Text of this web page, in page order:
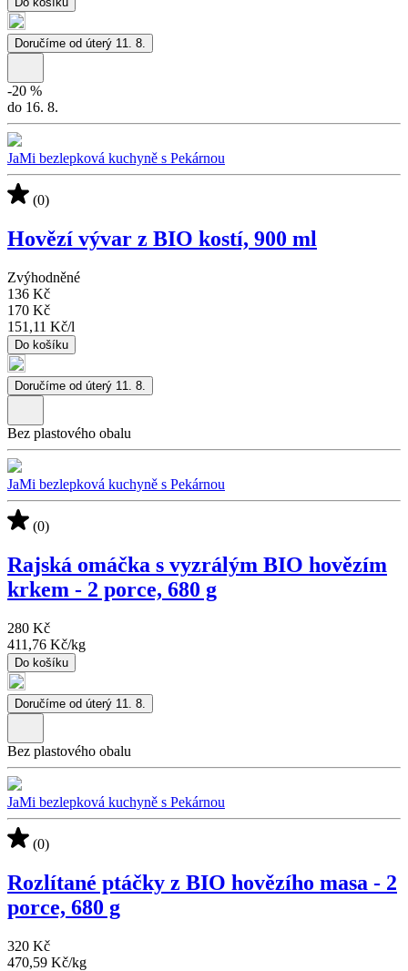
Doručíme od úterý 11. 8.
-20 %
do 16. 8.
JaMi bezlepková kuchyně s Pekárnou
(0)
Hovězí vývar z BIO kostí, 900 ml
Zvýhodněné
136 Kč
170 Kč
151,11 Kč/l
Do košíku
Doručíme od úterý 11. 8.
Bez plastového obalu
JaMi bezlepková kuchyně s Pekárnou
(0)
Rajská omáčka s vyzrálým BIO hovězím
krkem - 2 porce, 680 g
280 Kč
411,76 Kč/kg
Do košíku
Doručíme od úterý 11. 8.
Bez plastového obalu
JaMi bezlepková kuchyně s Pekárnou
(0)
Rozlítané ptáčky z BIO hovězího masa - 2
porce, 680 g
320 Kč
470,59 Kč/kg